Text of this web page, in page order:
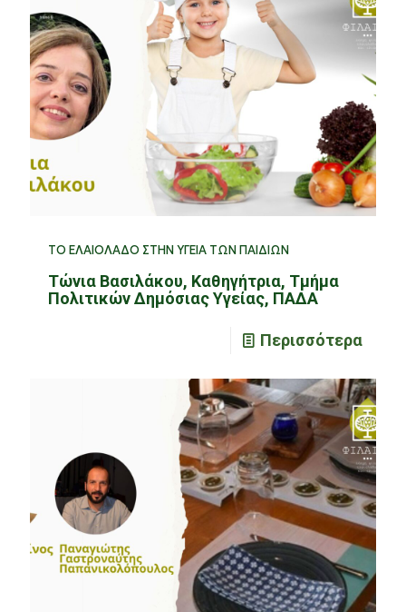
ΤΟ ΕΛΑΙΟΛΑΔΟ ΣΤΗΝ ΥΓΕΙΑ ΤΩΝ ΠΑΙΔΙΩΝ
Τώνια Βασιλάκου, Καθηγήτρια, Τμήμα
Πολιτικών Δημόσιας Υγείας, ΠΑΔΑ
Περισσότερα